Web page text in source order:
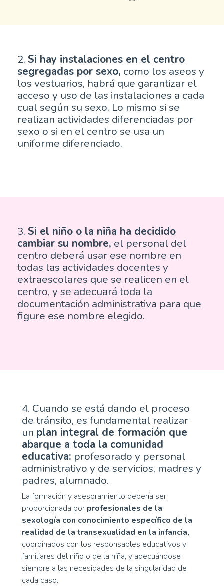
2. Si hay instalaciones en el centro
segregadas por sexo, como los aseos y
los vestuarios, habrá que garantizar el
acceso y uso de las instalaciones a cada
cual según su sexo. Lo mismo si se
realizan actividades diferenciadas por
sexo o si en el centro se usa un
uniforme diferenciado.
3. Si el niño o la niña ha decidido
cambiar su nombre, el personal del
centro deberá usar ese nombre en
todas las actividades docentes y
extraescolares que se realicen en el
centro, y se adecuará toda la
documentación administrativa para que
figure ese nombre elegido.
4. Cuando se está dando el proceso
de tránsito, es fundamental realizar
un plan integral de formación que
abarque a toda la comunidad
educativa: profesorado y personal
administrativo y de servicios, madres y
padres, alumnado.
La formación y asesoramiento debería ser
proporcionada por profesionales de la
sexología con conocimiento específico de la
realidad de la transexualidad en la infancia,
coordinados con los responsables educativos y
familiares del niño o de la niña, y adecuándose
siempre a las necesidades de la singularidad de
cada caso.